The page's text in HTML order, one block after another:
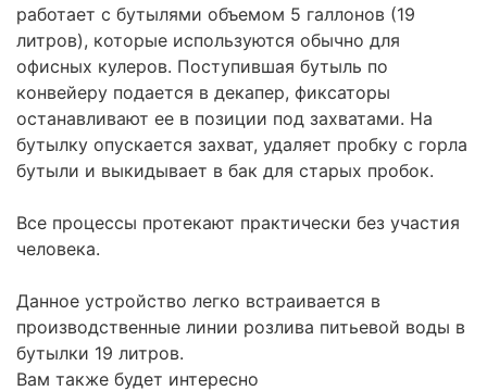
работает с бутылями объемом 5 галлонов (19
литров), которые используются обычно для
офисных кулеров. Поступившая бутыль по
конвейеру подается в декапер, фиксаторы
останавливают ее в позиции под захватами. На
бутылку опускается захват, удаляет пробку с горла
бутыли и выкидывает в бак для старых пробок.
Все процессы протекают практически без участия
человека.
Данное устройство легко встраивается в
производственные линии розлива питьевой воды в
бутылки 19 литров.
Вам также будет интересно